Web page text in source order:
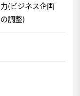
(ビジネス企画
調整)